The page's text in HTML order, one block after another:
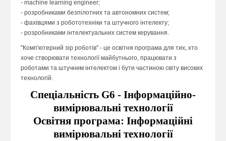
- machine learning engineer;
- розробниками безпілотних та автономних систем;
- фахівцями з робототехніки та штучного інтелекту;
- розробниками інтелектуальних систем керування.
"Комп'ютерний зір роботів" - це освітня програма для тих, хто
хоче створювати технології майбутнього, працювати з
роботами та штучним інтелектом і бути частиною світу високих
технологій.
Спеціальність G6 - Інформаційно-
вимірювальні технології
Освітня програма: Інформаційні
вимірювальні технології